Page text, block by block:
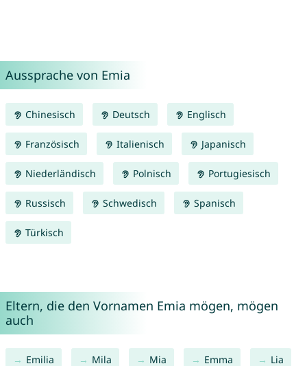
Aussprache von Emia
Chinesisch Deutsch Englisch
Französisch Italienisch Japanisch
Niederländisch Polnisch Portugiesisch
Russisch Schwedisch Spanisch
Türkisch
Eltern, die den Vornamen Emia mögen, mögen
auch
Emilia Mila Mia Emma Lia